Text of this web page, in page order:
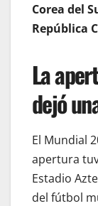
Corea del
República
La
dejó
El Mundial
apertura
Estadio
del fútbol